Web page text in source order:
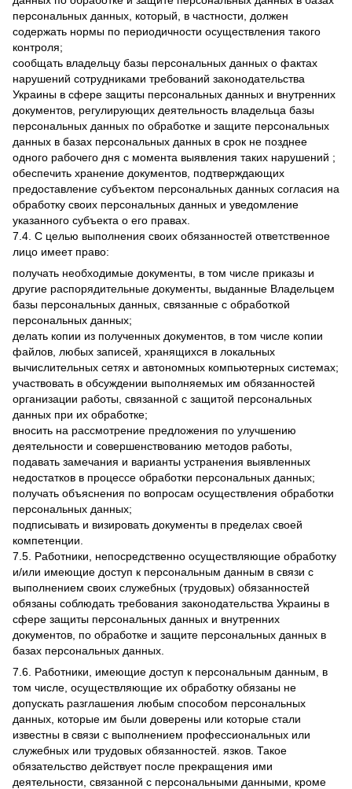
персональных данных, который, в частности, должен
содержать нормы по периодичности осуществления такого
контроля;
сообщать владельцу базы персональных данных о фактах
нарушений сотрудниками требований законодательства
Украины в сфере защиты персональных данных и внутренних
документов, регулирующих деятельность владельца базы
персональных данных по обработке и защите персональных
данных в базах персональных данных в срок не позднее
одного рабочего дня с момента выявления таких нарушений ;
обеспечить хранение документов, подтверждающих
предоставление субъектом персональных данных согласия на
обработку своих персональных данных и уведомление
указанного субъекта о его правах.
7.4. С целью выполнения своих обязанностей ответственное
лицо имеет право:
получать необходимые документы, в том числе приказы и
другие распорядительные документы, выданные Владельцем
базы персональных данных, связанные с обработкой
персональных данных;
делать копии из полученных документов, в том числе копии
файлов, любых записей, хранящихся в локальных
вычислительных сетях и автономных компьютерных системах;
участвовать в обсуждении выполняемых им обязанностей
организации работы, связанной с защитой персональных
данных при их обработке;
вносить на рассмотрение предложения по улучшению
деятельности и совершенствованию методов работы,
подавать замечания и варианты устранения выявленных
недостатков в процессе обработки персональных данных;
получать объяснения по вопросам осуществления обработки
персональных данных;
подписывать и визировать документы в пределах своей
компетенции.
7.5. Работники, непосредственно осуществляющие обработку
и/или имеющие доступ к персональным данным в связи с
выполнением своих служебных (трудовых) обязанностей
обязаны соблюдать требования законодательства Украины в
сфере защиты персональных данных и внутренних
документов, по обработке и защите персональных данных в
базах персональных данных.
7.6. Работники, имеющие доступ к персональным данным, в
том числе, осуществляющие их обработку обязаны не
допускать разглашения любым способом персональных
данных, которые им были доверены или которые стали
известны в связи с выполнением профессиональных или
служебных или трудовых обязанностей. язков. Такое
обязательство действует после прекращения ими
деятельности, связанной с персональными данными, кроме